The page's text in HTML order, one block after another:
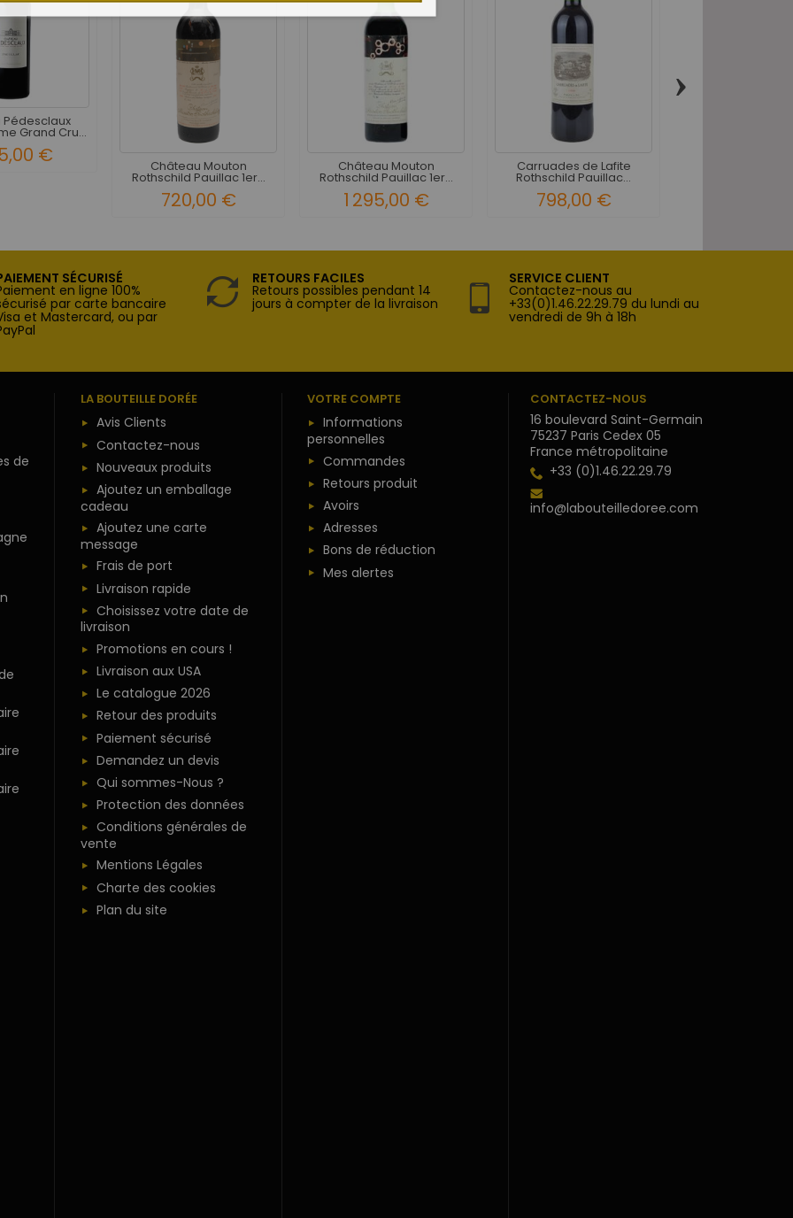
Pédesclaux
Grand Cru...
€ Château Mouton
Rothschild Pauillac 1er...
720,00 €
Château Mouton
Rothschild Pauillac 1er...
1 295,00 €
Carruades de Lafite
Rothschild Pauillac...
798,00 €
›
SÉCURISÉ
en ligne 100%
par carte bancaire
et Mastercard, ou par
RETOURS FACILES
Retours possibles pendant 14
jours à compter de la livraison
SERVICE CLIENT
Contactez-nous au
+33(0)1.46.22.29.79 du lundi au
vendredi de 9h à 18h
de
LA BOUTEILLE DORÉE
Avis Clients
Contactez-nous
Nouveaux produits
Ajoutez un emballage
cadeau
Ajoutez une carte
message
Frais de port
Livraison rapide
Choisissez votre date de
livraison
Promotions en cours !
Livraison aux USA
Le catalogue 2026
Retour des produits
Paiement sécurisé
Demandez un devis
Qui sommes-Nous ?
Protection des données
Conditions générales de
vente
Mentions Légales
Charte des cookies
Plan du site
VOTRE COMPTE
Informations
personnelles
Commandes
Retours produit
Avoirs
Adresses
Bons de réduction
Mes alertes
CONTACTEZ-NOUS
16 boulevard Saint-Germain
75237 Paris Cedex 05
France métropolitaine
+33 (0)1.46.22.29.79
info@labouteilledoree.com